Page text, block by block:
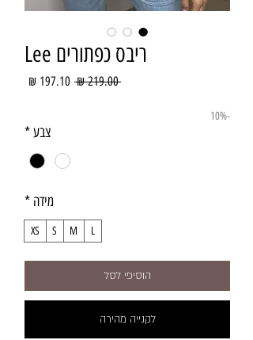
ריבס כפתורים Lee
‏219.00 ‏₪
מחיר
-10%
צבע*
מידה *
L
M
S
XS
הוסיפי לסל
לקנייה מהירה